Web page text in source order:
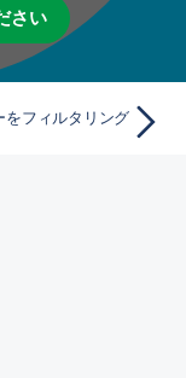
さい
をフィルタリング